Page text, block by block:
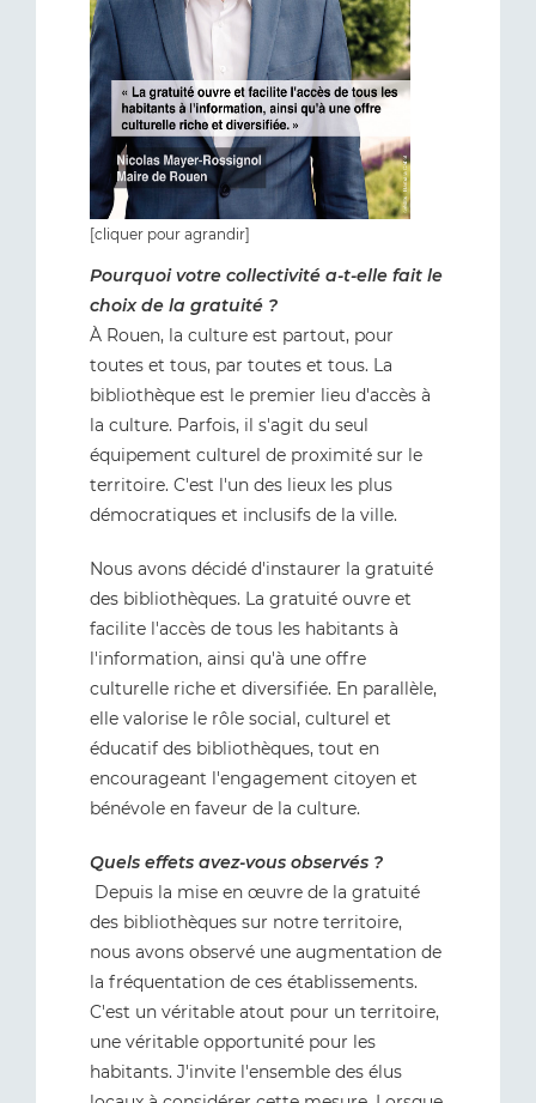
[cliquer pour agrandir]
Pourquoi votre collectivité a-t-elle fait le
choix de la gratuité ?
À Rouen, la culture est partout, pour
toutes et tous, par toutes et tous. La
bibliothèque est le premier lieu d'accès à
la culture. Parfois, il s'agit du seul
équipement culturel de proximité sur le
territoire. C'est l'un des lieux les plus
démocratiques et inclusifs de la ville.
Nous avons décidé d'instaurer la gratuité
des bibliothèques. La gratuité ouvre et
facilite l'accès de tous les habitants à
l'information, ainsi qu'à une offre
culturelle riche et diversifiée. En parallèle,
elle valorise le rôle social, culturel et
éducatif des bibliothèques, tout en
encourageant l'engagement citoyen et
bénévole en faveur de la culture.
Quels effets avez-vous observés ?
Depuis la mise en œuvre de la gratuité
des bibliothèques sur notre territoire,
nous avons observé une augmentation de
la fréquentation de ces établissements.
C'est un véritable atout pour un territoire,
une véritable opportunité pour les
habitants. J'invite l'ensemble des élus